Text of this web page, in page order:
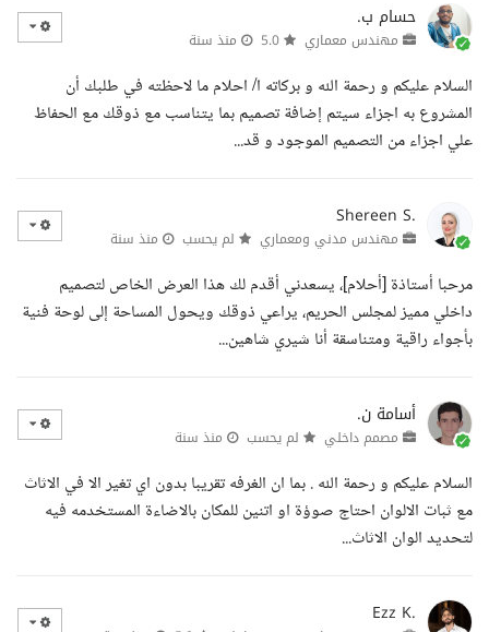
حسام ب.
مهندس معماري منذ سنة
السلام عليكم و رحمة الله و بركاته ا/ احلام ما لاحظته في طلبك أن
المشروع به اجزاء سيتم إضافة تصميم بما يتناسب مع ذوقك مع الحفاظ
علي اجزاء من التصميم الموجود و قد...
Shereen S.
مهندس مدني ومعماري لم يحسب منذ سنة
مرحبا أستاذة [أحلام]، يسعدني أقدم لك هذا العرض الخاص لتصميم
داخلي مميز لمجلس الحريم، يراعي ذوقك ويحول المساحة إلى لوحة فنية
بأجواء راقية ومتناسقة أنا شيري شاهين...
أسامة ن.
مصمم داخلي لم يحسب منذ سنة
السلام عليكم و رحمة الله . بما ان الغرفه تقريبا بدون اي تغير الا في الاثاث
مع ثبات الالوان احتاج صوؤة او اتنين للمكان بالاضاءة المستخدمه فيه
لتحديد الوان الاثاث...
Ezz K.